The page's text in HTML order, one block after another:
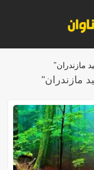
مازندران"
مازندران"